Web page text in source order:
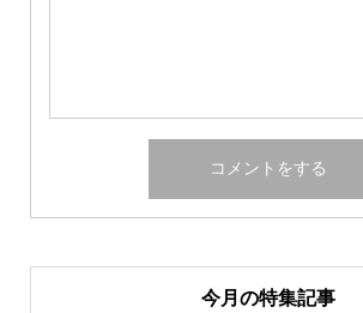
今月の特集記事